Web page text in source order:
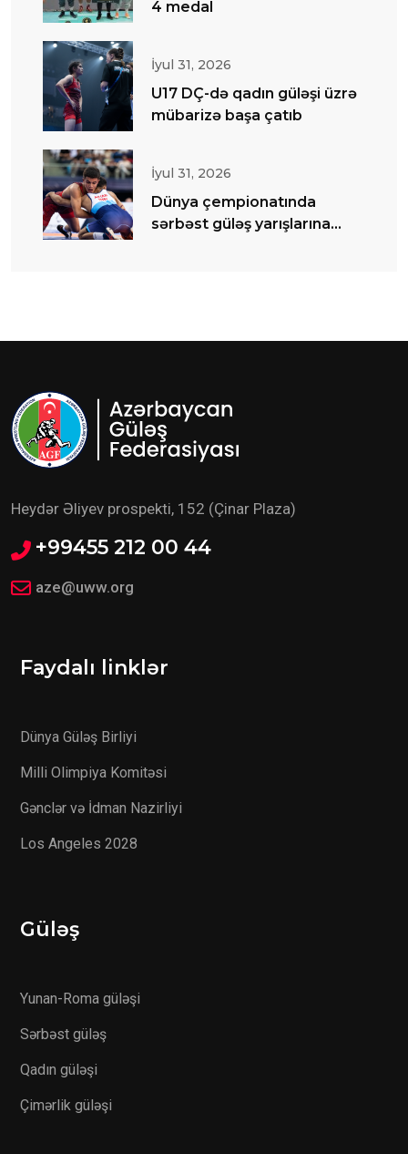
4 medal
İyul 31, 2026
U17 DÇ-də qadın güləşi üzrə
mübarizə başa çatıb
İyul 31, 2026
Dünya çempionatında
sərbəst güləş yarışlarına
Heydər Əliyev prospekti, 152 (Çinar Plaza)
+99455 212 00 44
aze@uww.org
Faydalı linklər
Dünya Güləş Birliyi
Milli Olimpiya Komitəsi
Gənclər və İdman Nazirliyi
Los Angeles 2028
Güləş
Yunan-Roma güləşi
Sərbəst güləş
Qadın güləşi
Çimərlik güləşi